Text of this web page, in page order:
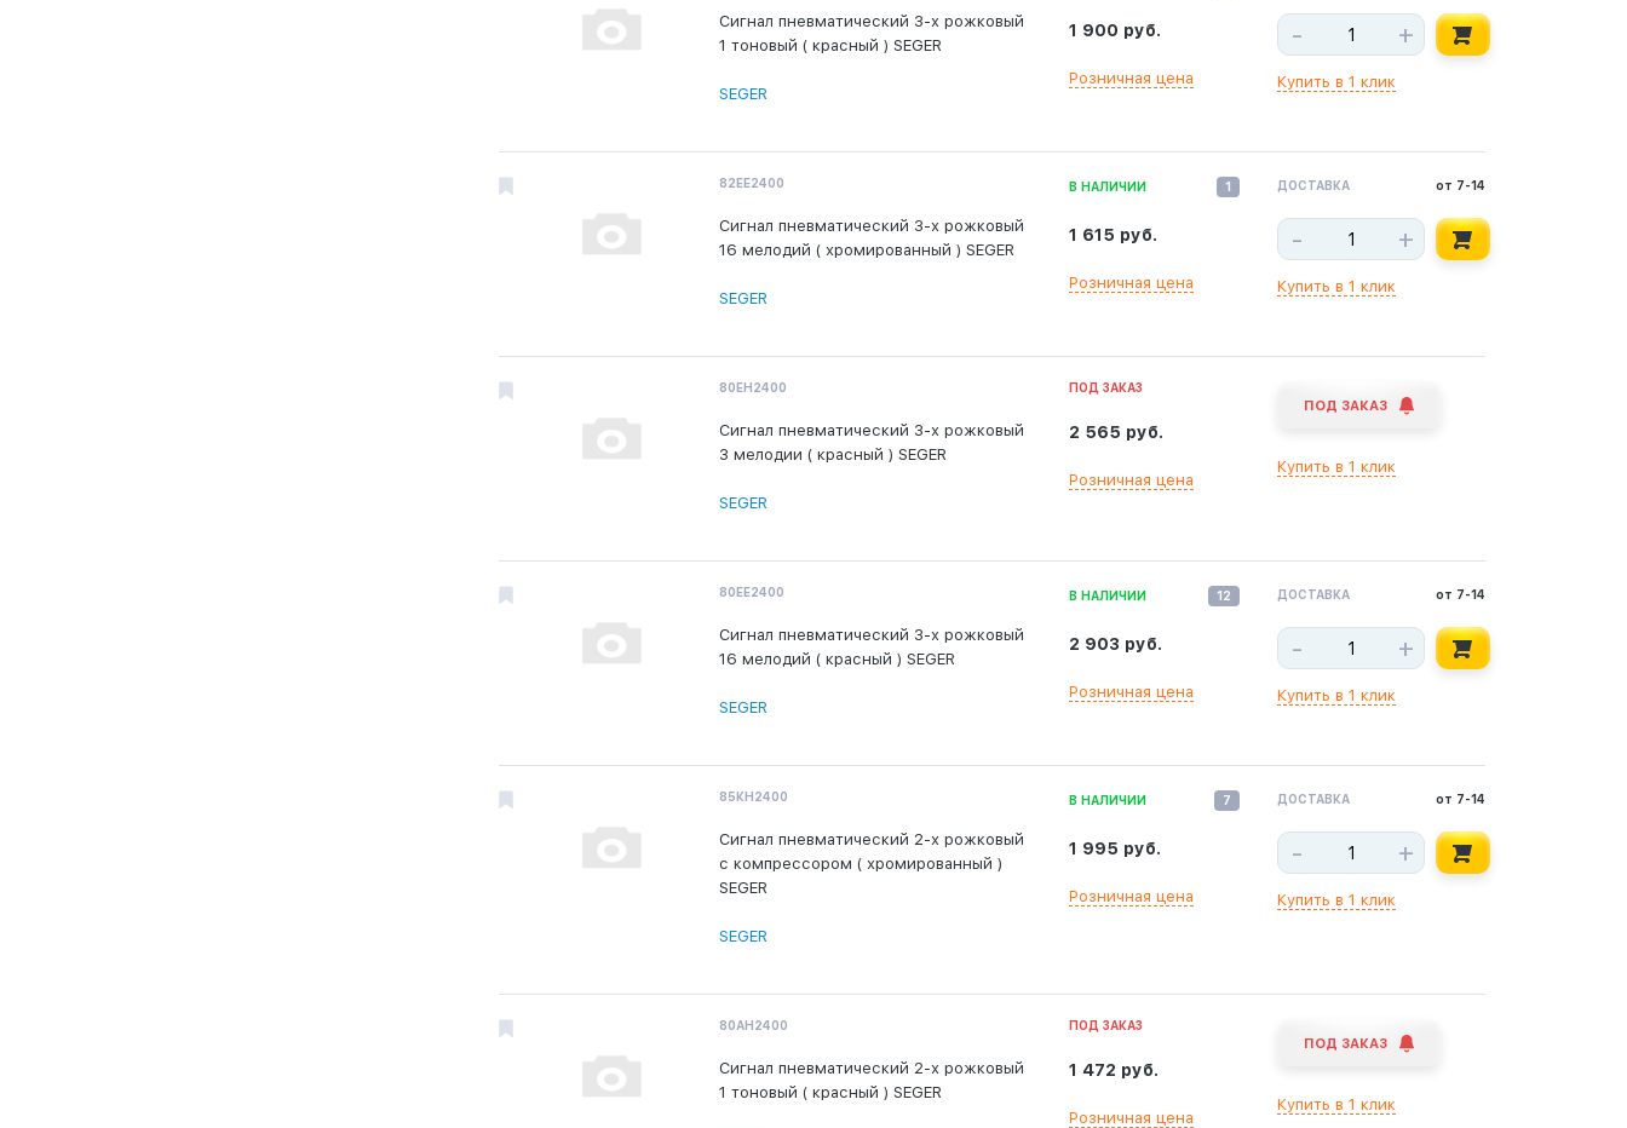
Сигнал пневматический 3-х рожковый
1 тоновый ( красный ) SEGER
SEGER
1 900 руб.
Розничная цена
- +
Купить в 1 клик
82ЕЕ2400
Сигнал пневматический 3-х рожковый
16 мелодий ( хромированный ) SEGER
SEGER
В НАЛИЧИИ 1
1 615 руб.
Розничная цена
ДОСТАВКА от 7-14
- +
Купить в 1 клик
80ЕН2400
Сигнал пневматический 3-х рожковый
3 мелодии ( красный ) SEGER
SEGER
ПОД ЗАКАЗ
2 565 руб.
Розничная цена
ПОД ЗАКАЗ
Купить в 1 клик
80ЕЕ2400
Сигнал пневматический 3-х рожковый
16 мелодий ( красный ) SEGER
SEGER
В НАЛИЧИИ 12
2 903 руб.
Розничная цена
ДОСТАВКА от 7-14
- +
Купить в 1 клик
85КН2400
Сигнал пневматический 2-х рожковый
с компрессором ( хромированный )
SEGER
SEGER
В НАЛИЧИИ 7
1 995 руб.
Розничная цена
ДОСТАВКА от 7-14
- +
Купить в 1 клик
80АН2400
Сигнал пневматический 2-х рожковый
1 тоновый ( красный ) SEGER
ПОД ЗАКАЗ
1 472 руб.
Розничная цена
ПОД ЗАКАЗ
Купить в 1 клик